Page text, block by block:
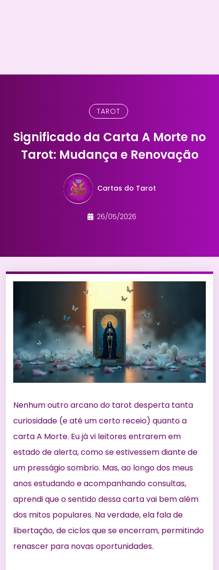
TAROT
Significado da Carta A Morte no
Tarot: Mudança e Renovação
Cartas do Tarot
26/05/2026
Nenhum outro arcano do tarot desperta tanta
curiosidade (e até um certo receio) quanto a
carta A Morte. Eu já vi leitores entrarem em
estado de alerta, como se estivessem diante de
um presságio sombrio. Mas, ao longo dos meus
anos estudando e acompanhando consultas,
aprendi que o sentido dessa carta vai bem além
dos mitos populares. Na verdade, ela fala de
libertação, de ciclos que se encerram, permitindo
renascer para novas oportunidades.